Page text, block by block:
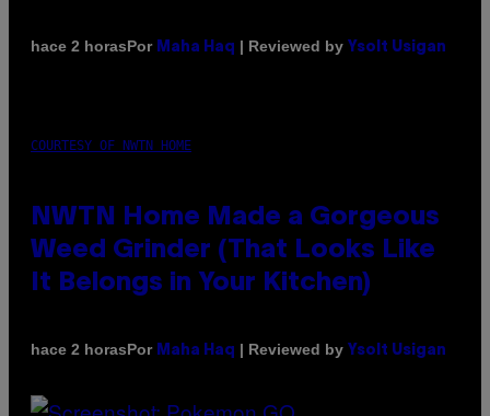
hace 2 horasPor Maha Haq | Reviewed by Ysolt Usigan
COURTESY OF NWTN HOME
NWTN Home Made a Gorgeous
Weed Grinder (That Looks Like
It Belongs in Your Kitchen)
hace 2 horasPor Maha Haq | Reviewed by Ysolt Usigan